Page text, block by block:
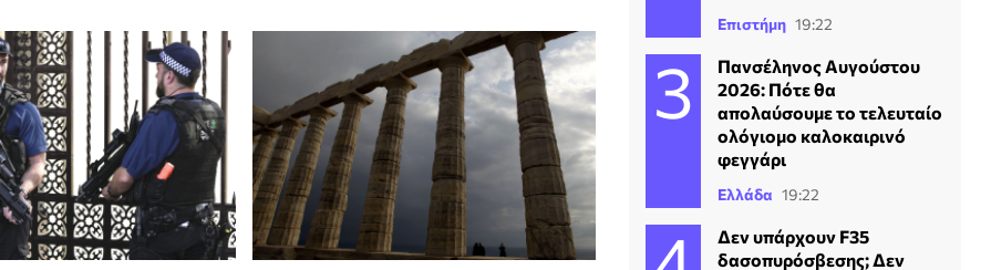
Επιστήμη 19:22
Πανσέληνος Αυγούστου
2026: Πότε θα
απολαύσουμε το τελευταίο
ολόγιομο καλοκαιρινό
φεγγάρι
Ελλάδα 19:22
Δεν υπάρχουν F35
δασοπυρόσβεσης; Δεν